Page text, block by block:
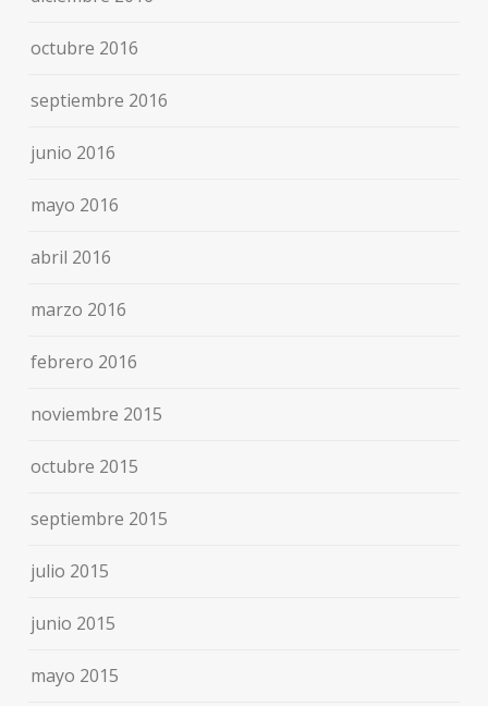
octubre 2016
septiembre 2016
junio 2016
mayo 2016
abril 2016
marzo 2016
febrero 2016
noviembre 2015
octubre 2015
septiembre 2015
julio 2015
junio 2015
mayo 2015